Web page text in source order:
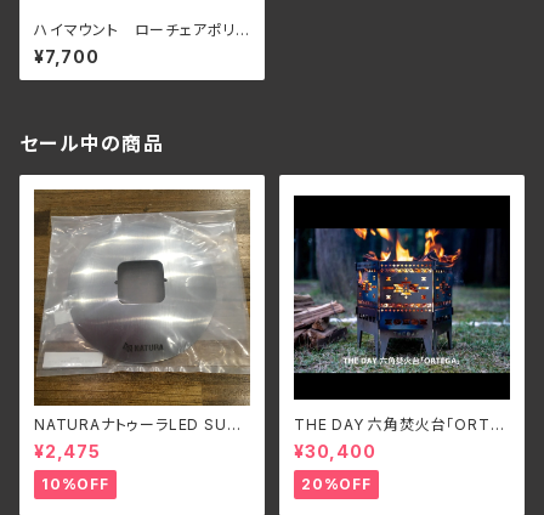
ハイマウント ローチェアポリコ
ットン
¥7,700
セール中の商品
NATURAナトゥーラLED SUPE
R FLASH LIGHT専用シェード
¥2,475
10%OFF
THE DAY 六角焚火台「ORTE
GA」
¥30,400
20%OFF